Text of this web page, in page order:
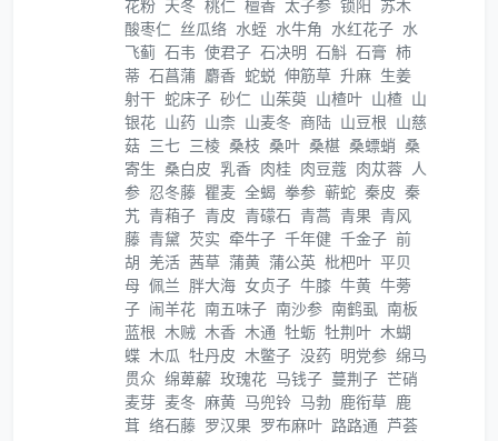
花粉 天冬 桃仁 檀香 太子参 锁阳 苏木
酸枣仁 丝瓜络 水蛭 水牛角 水红花子 水
飞蓟 石韦 使君子 石决明 石斛 石膏 柿
蒂 石菖蒲 麝香 蛇蜕 伸筋草 升麻 生姜
射干 蛇床子 砂仁 山茱萸 山楂叶 山楂 山
银花 山药 山柰 山麦冬 商陆 山豆根 山慈
菇 三七 三棱 桑枝 桑叶 桑椹 桑螵蛸 桑
寄生 桑白皮 乳香 肉桂 肉豆蔻 肉苁蓉 人
参 忍冬藤 瞿麦 全蝎 拳参 蕲蛇 秦皮 秦
艽 青葙子 青皮 青礞石 青蒿 青果 青风
藤 青黛 芡实 牵牛子 千年健 千金子 前
胡 羌活 茜草 蒲黄 蒲公英 枇杷叶 平贝
母 佩兰 胖大海 女贞子 牛膝 牛黄 牛蒡
子 闹羊花 南五味子 南沙参 南鹤虱 南板
蓝根 木贼 木香 木通 牡蛎 牡荆叶 木蝴
蝶 木瓜 牡丹皮 木鳖子 没药 明党参 绵马
贯众 绵萆薢 玫瑰花 马钱子 蔓荆子 芒硝
麦芽 麦冬 麻黄 马兜铃 马勃 鹿衔草 鹿
茸 络石藤 罗汉果 罗布麻叶 路路通 芦荟